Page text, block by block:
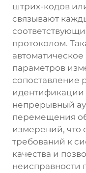
штрих-кодов
связывают
протоколом.
параметров
сопоставление
идентификации
непрерывный
перемещения
измерений, что
требований к
качества и
неисправности